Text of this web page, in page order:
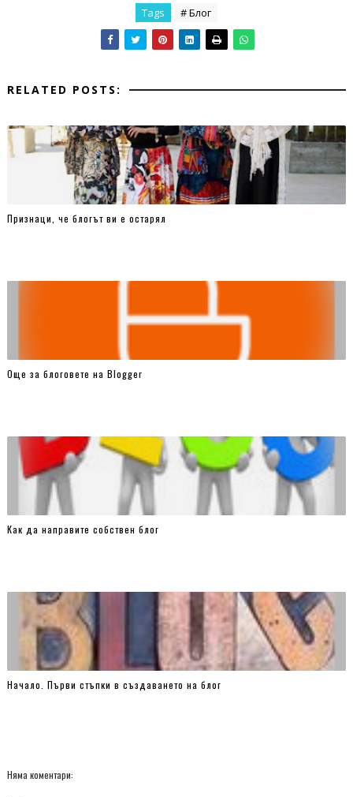
Tags # Блог
RELATED POSTS:
Признаци, че блогът ви е остарял
Още за блоговете на Blogger
Как да направите собствен блог
Начало. Първи стъпки в създаването на блог
Няма коментари: